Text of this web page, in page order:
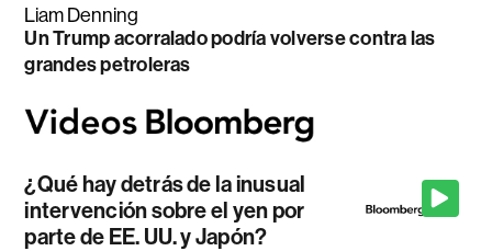
Liam Denning
Un Trump acorralado podría volverse contra las
grandes petroleras
¿Qué hay detrás de la inusual
intervención sobre el yen por
parte de EE. UU. y Japón?